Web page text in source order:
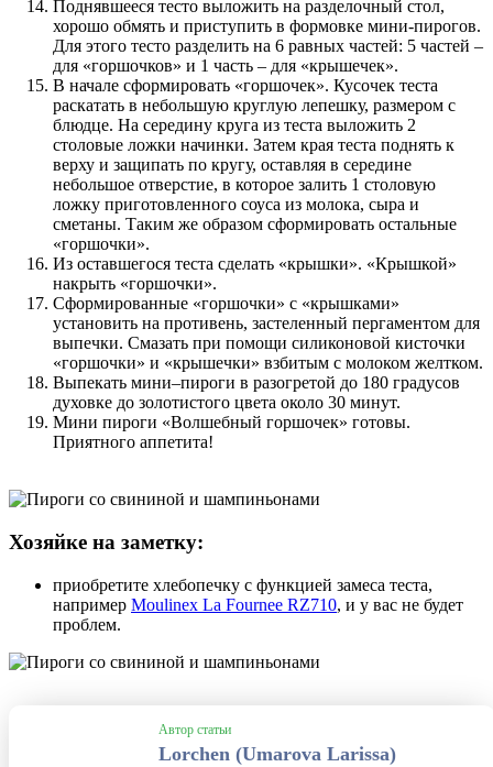
Поднявшееся тесто выложить на разделочный стол,
хорошо обмять и приступить в формовке мини-пирогов.
Для этого тесто разделить на 6 равных частей: 5 частей –
для «горшочков» и 1 часть – для «крышечек».
В начале сформировать «горшочек». Кусочек теста
раскатать в небольшую круглую лепешку, размером с
блюдце. На середину круга из теста выложить 2
столовые ложки начинки. Затем края теста поднять к
верху и защипать по кругу, оставляя в середине
небольшое отверстие, в которое залить 1 столовую
ложку приготовленного соуса из молока, сыра и
сметаны. Таким же образом сформировать остальные
«горшочки».
Из оставшегося теста сделать «крышки». «Крышкой»
накрыть «горшочки».
Сформированные «горшочки» с «крышками»
установить на противень, застеленный пергаментом для
выпечки. Смазать при помощи силиконовой кисточки
«горшочки» и «крышечки» взбитым с молоком желтком.
Выпекать мини–пироги в разогретой до 180 градусов
духовке до золотистого цвета около 30 минут.
Мини пироги «Волшебный горшочек» готовы.
Приятного аппетита!
Хозяйке на заметку:
приобретите хлебопечку с функцией замеса теста,
например Moulinex La Fournee RZ710, и у вас не будет
проблем.
Автор статьи
Lorchen (Umarova Larissa)